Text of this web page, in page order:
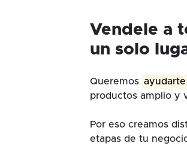
Vendele a
un solo
Queremos
productos amplio y
Por eso creamos
etapas de tu